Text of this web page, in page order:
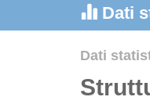
Dati
Dati